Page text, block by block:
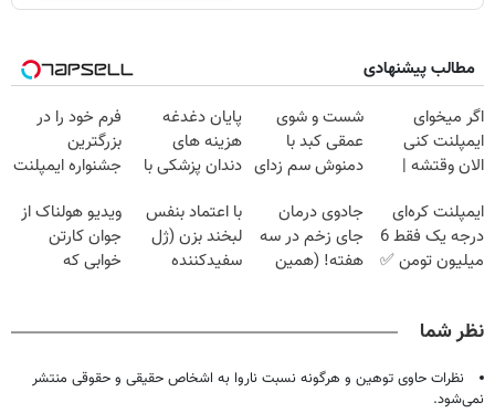
مطالب پیشنهادی
اگر میخوای
ایمپلنت کنی
الان وقتشه |
میلیون تومان!!!
شست و شوی
عمقی کبد با
دمنوش سم زدای
پایان دغدغه
هزینه های
دندان پزشکی با
خانگی
فرم خود را در
بزرگترین
جشنواره ایمپلنت
فقط ۲۵ میلیون
ایمپلنت کره‌ای
درجه یک فقط 6
میلیون تومن ✅
جادوی درمان
جای زخم در سه
هفته! (همین
با اعتماد بنفس
لبخند بزن (ژل
سفیدکننده
ویدیو هولناک از
جوان کارتن
خوابی که
نظر شما
نظرات حاوی توهین و هرگونه نسبت ناروا به اشخاص حقیقی و حقوقی منتشر
نمی‌شود.